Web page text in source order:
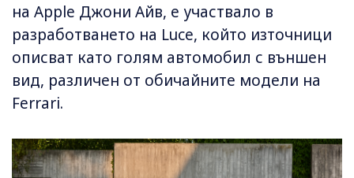
на Apple Джони Айв, е участвало в
разработването на Luce, който източници
описват като голям автомобил с външен
вид, различен от обичайните модели на
Ferrari.